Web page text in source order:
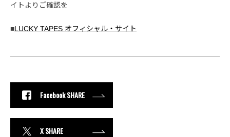
イトよりご確認を
■LUCKY TAPES オフィシャル・サイト
Facebook SHARE
X SHARE